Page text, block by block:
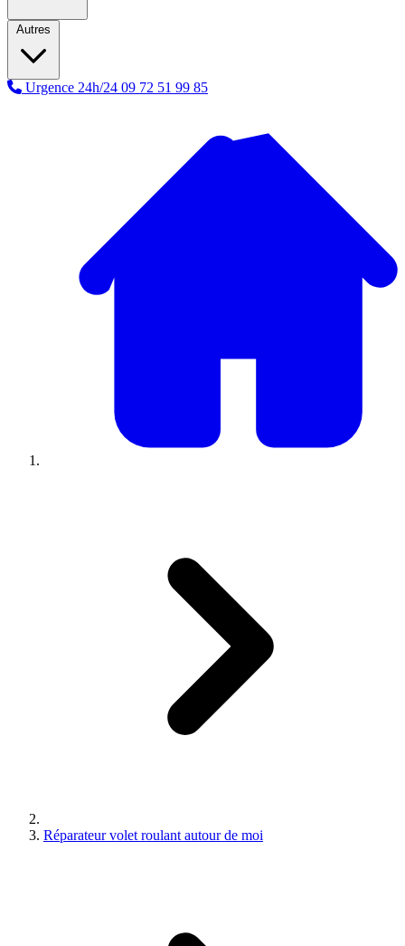
Autres
Urgence 24h/24 09 72 51 99 85
Réparateur volet roulant autour de moi